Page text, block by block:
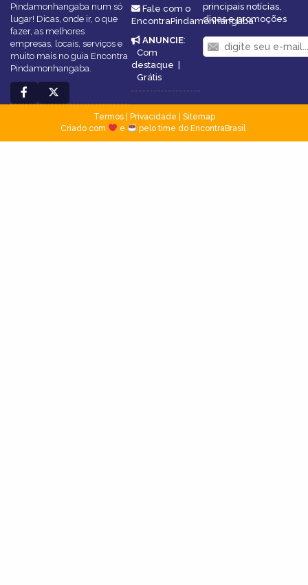
Pindamonhangaba num só
lugar! Dicas, onde ir, o que
fazer, as melhores
empresas, locais, serviços e
muito mais no guia Encontra
Pindamonhangaba.
Fale com o
EncontraPindamonhangaba
ANUNCIE:
Com
destaque |
Grátis
principais notícias,
dicas e promoções
Termos| Privacidade
Sitemap
Criado com
e pelo time do EncontraBrasil